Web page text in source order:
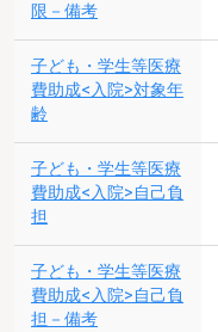
限－備考
子ども・学生等医療
費助成<入院>対象年
齢
子ども・学生等医療
費助成<入院>自己負
担
子ども・学生等医療
費助成<入院>自己負
担－備考